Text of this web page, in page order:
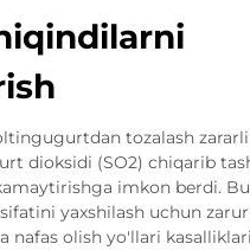
tozalash
dioksidi (SO2) chiqarib
imkon berdi. Bu
yaxshilash uchun zarur
nafas olish yo'llari